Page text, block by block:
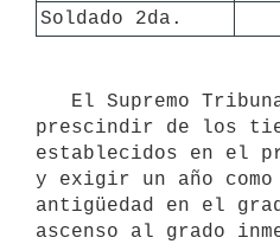
Soldado 2da.
prescindir de los
establecidos en el
y exigir un año como
antigüedad en el
ascenso al grado